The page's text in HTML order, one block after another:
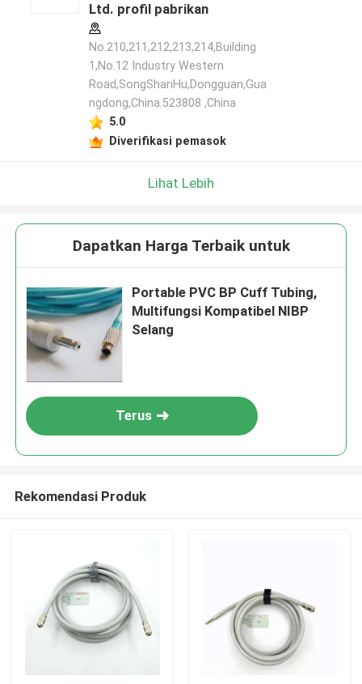
Ltd. profil pabrikan
No.210,211,212,213,214,Building
1,No.12 Industry Western
Road,SongShanHu,Dongguan,Gua
ngdong,China.523808 ,China
5.0
Diverifikasi pemasok
Lihat Lebih
Dapatkan Harga Terbaik untuk
Portable PVC BP Cuff Tubing,
Multifungsi Kompatibel NIBP
Selang
Terus
Rekomendasi Produk